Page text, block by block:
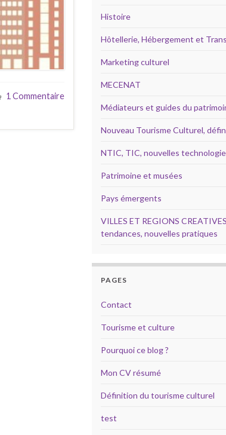
1 Commentaire
Histoire
Hôtellerie, Hébergement et
Marketing culturel
MECENAT
Médiateurs et guides du
Nouveau Tourisme Culturel,
NTIC, TIC, nouvelles
Patrimoine et musées
Pays émergents
VILLES ET REGIONS
tendances, nouvelles pratiques
PAGES
Contact
Tourisme et culture
Pourquoi ce blog ?
Mon CV résumé
Définition du tourisme culturel
test